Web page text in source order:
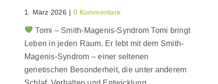
1. März 2026 | 0 Kommentare
Tomi – Smith-Magenis-Syndrom Tomi bringt
Leben in jeden Raum. Er lebt mit dem Smith-
Magenis-Syndrom – einer seltenen
genetischen Besonderheit, die unter anderem